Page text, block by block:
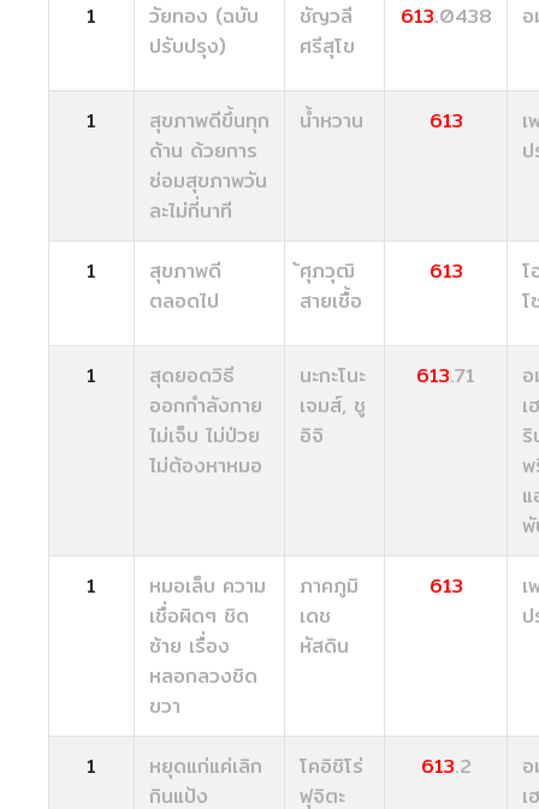
1
วัยทอง (ฉบับ
ปรับปรุง)
ชัญวลี
ศรีสุโข
613.0438
1
สุขภาพดีขึ้นทุก
ด้าน ด้วยการ
ซ่อมสุขภาพวัน
ละไม่กี่นาที
น้ำหวาน 613
เ
ป
1
สุขภาพดี
ตลอดไป
้ศุภวุฒิ
สายเชื้อ
613
โ
โ
1
สุดยอดวิธี
ออกกำลังกาย
ไม่เจ็บ ไม่ป่วย
ไม่ต้องหาหมอ
นะกะโนะ
เจมส์, ชู
อิจิ
613.71
1
หมอเล็บ ความ
เชื่อผิดๆ ชิด
ซ้าย เรื่อง
หลอกลวงชิด
ขวา
ภาคภูมิ
เดช
หัสดิน
613
เ
ป
1
หยุดแก่แค่เลิก
กินแป้ง
โคอิชิโร่
ฟุจิตะ
613.2
เ